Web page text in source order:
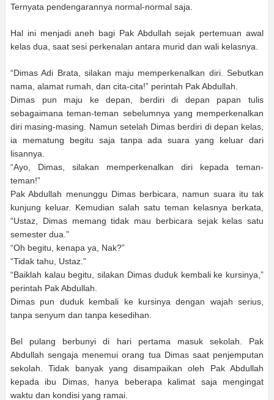
Ternyata pendengarannya normal-normal saja.
Hal ini menjadi aneh bagi Pak Abdullah sejak pertemuan awal
kelas dua, saat sesi perkenalan antara murid dan wali kelasnya.
“Dimas Adi Brata, silakan maju memperkenalkan diri. Sebutkan
nama, alamat rumah, dan cita-cita!” perintah Pak Abdullah.
Dimas pun maju ke depan, berdiri di depan papan tulis
sebagaimana teman-teman sebelumnya yang memperkenalkan
diri masing-masing. Namun setelah Dimas berdiri di depan kelas,
ia mematung begitu saja tanpa ada suara yang keluar dari
lisannya.
“Ayo, Dimas, silakan memperkenalkan diri kepada teman-
teman!”
Pak Abdullah menunggu Dimas berbicara, namun suara itu tak
kunjung keluar. Kemudian salah satu teman kelasnya berkata,
“Ustaz, Dimas memang tidak mau berbicara sejak kelas satu
semester dua.”
“Oh begitu, kenapa ya, Nak?”
“Tidak tahu, Ustaz.”
“Baiklah kalau begitu, silakan Dimas duduk kembali ke kursinya,”
perintah Pak Abdullah.
Dimas pun duduk kembali ke kursinya dengan wajah serius,
tanpa senyum dan tanpa kesedihan.
Bel pulang berbunyi di hari pertama masuk sekolah. Pak
Abdullah sengaja menemui orang tua Dimas saat penjemputan
sekolah. Tidak banyak yang disampaikan oleh Pak Abdullah
kepada ibu Dimas, hanya beberapa kalimat saja mengingat
waktu dan kondisi yang ramai.